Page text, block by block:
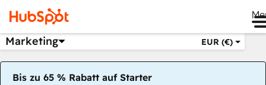
Marketing EUR (€)
Bis zu 65 % Rabatt auf Starter